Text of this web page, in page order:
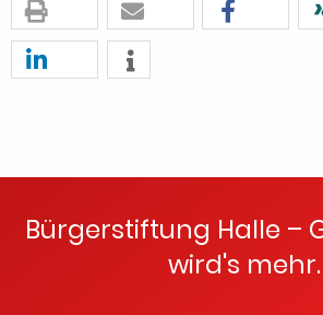
Bürgerstiftung Halle –
wird's mehr.